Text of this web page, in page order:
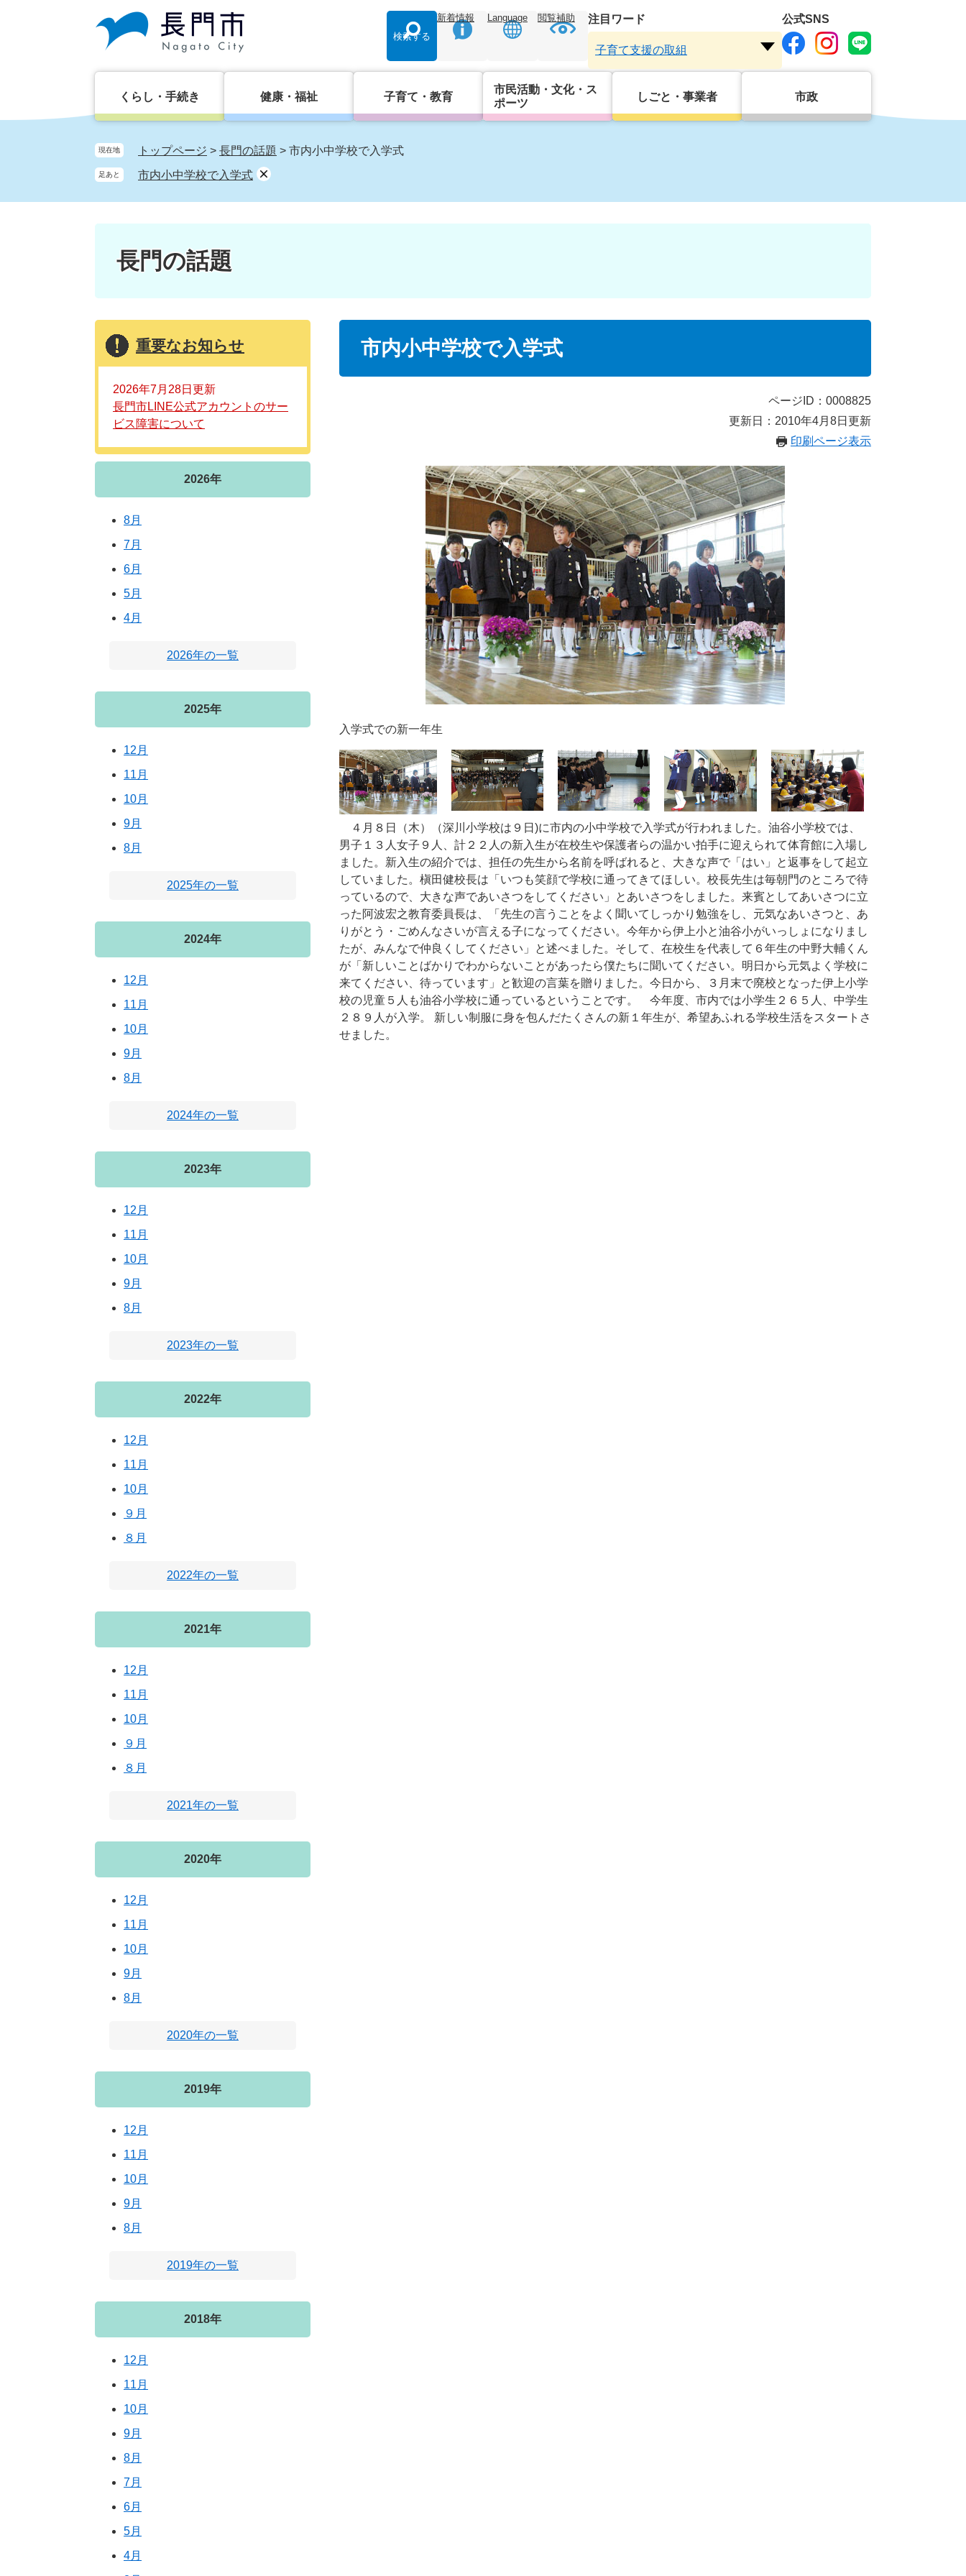
検索する
新着情報 Language 閲覧補助 注目ワード
ー
子育て支援の取組
公式SNS
くらし・手続き 健康・福祉 子育て・教育
市民活動・文化・ス
ポーツ
しごと・事業者 市政
現在地 トップページ > 長門の話題 > 市内小中学校で入学式
足あと 市内小中学校で入学式
長門の話題
市内小中学校で入学式
ページID：0008825
更新日：2010年4月8日更新
印刷ページ表示
入学式での新一年生
４月８日（木）（深川小学校は９日)に市内の小中学校で入学式が行われました。油谷小学校では、
男子１３人女子９人、計２２人の新入生が在校生や保護者らの温かい拍手に迎えられて体育館に入場し
ました。新入生の紹介では、担任の先生から名前を呼ばれると、大きな声で「はい」と返事をして起立
していました。槇田健校長は「いつも笑顔で学校に通ってきてほしい。校長先生は毎朝門のところで待
っているので、大きな声であいさつをしてください」とあいさつをしました。来賓としてあいさつに立
った阿波宏之教育委員長は、「先生の言うことをよく聞いてしっかり勉強をし、元気なあいさつと、あ
りがとう・ごめんなさいが言える子になってください。今年から伊上小と油谷小がいっしょになりまし
たが、みんなで仲良くしてください」と述べました。そして、在校生を代表して６年生の中野大輔くん
が「新しいことばかりでわからないことがあったら僕たちに聞いてください。明日から元気よく学校に
来てください、待っています」と歓迎の言葉を贈りました。今日から、３月末で廃校となった伊上小学
校の児童５人も油谷小学校に通っているということです。 今年度、市内では小学生２６５人、中学生
２８９人が入学。 新しい制服に身を包んだたくさんの新１年生が、希望あふれる学校生活をスタートさ
せました。
重要なお知らせ
2026年7月28日更新
長門市LINE公式アカウントのサー
ビス障害について
2026年
8月
7月
6月
5月
4月
2026年の一覧
2025年
12月
11月
10月
9月
8月
2025年の一覧
2024年
12月
11月
10月
9月
8月
2024年の一覧
2023年
12月
11月
10月
9月
8月
2023年の一覧
2022年
12月
11月
10月
９月
８月
2022年の一覧
2021年
12月
11月
10月
９月
８月
2021年の一覧
2020年
12月
11月
10月
9月
8月
2020年の一覧
2019年
12月
11月
10月
9月
8月
2019年の一覧
2018年
12月
11月
10月
9月
8月
7月
6月
5月
4月